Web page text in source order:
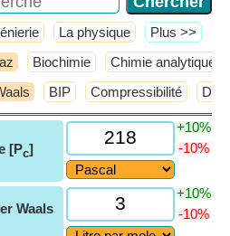
La physique ​Plus >>
Biochimie Chimie analytique
BIP Compressibilité
[Pc]
+10%
-10%
Waals
+10%
-10%